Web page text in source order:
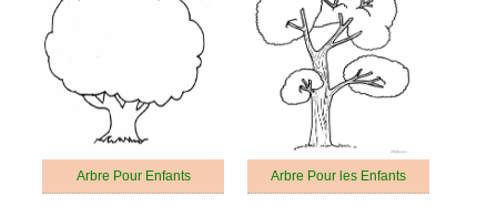
Arbre Pour Enfants Arbre Pour les Enfants